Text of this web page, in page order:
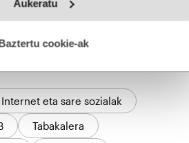
Zure esperientzia eta zerbitzuak
Gehiago irakurri
Aukeratu
cookie-ak
Internet eta sare sozialak
Tabakalera